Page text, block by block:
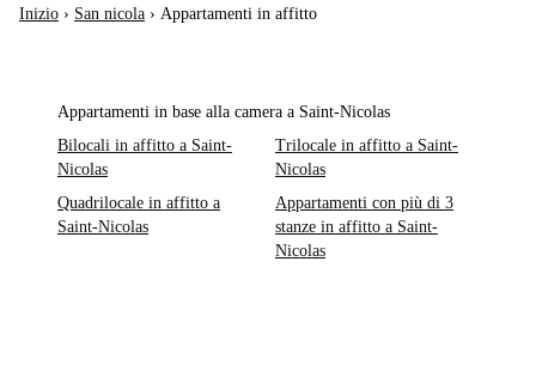
Inizio › San nicola › Appartamenti in affitto
Appartamenti in base alla camera a Saint-Nicolas
Bilocali in affitto a Saint-
Nicolas
Trilocale in affitto a Saint-
Nicolas
Quadrilocale in affitto a
Saint-Nicolas
Appartamenti con più di 3
stanze in affitto a Saint-
Nicolas